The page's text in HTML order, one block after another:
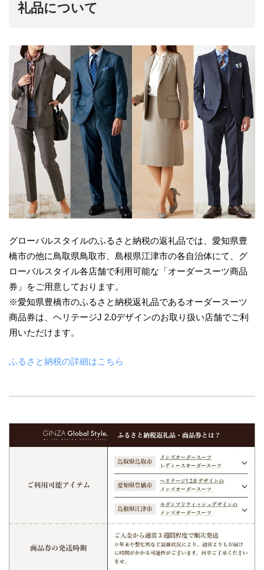
礼品について
グローバルスタイルのふるさと納税の返礼品では、愛知県豊
橋市の他に鳥取県鳥取市、島根県江津市の各自治体にて、グ
ローバルスタイル各店舗で利用可能な「オーダースーツ商品
券」をご用意しております。
※愛知県豊橋市のふるさと納税返礼品であるオーダースーツ
商品券は、ヘリテージJ 2.0デザインのお取り扱い店舗でご利
用いただけます。
ふるさと納税の詳細はこちら